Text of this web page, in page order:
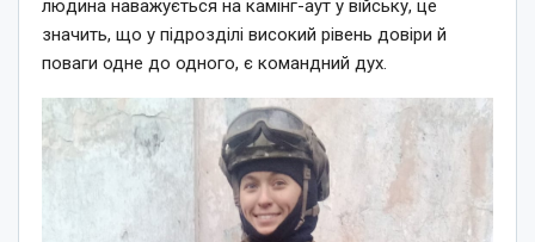
людина наважується на камінг-аут у війську, це
значить, що у підрозділі високий рівень довіри й
поваги одне до одного, є командний дух.